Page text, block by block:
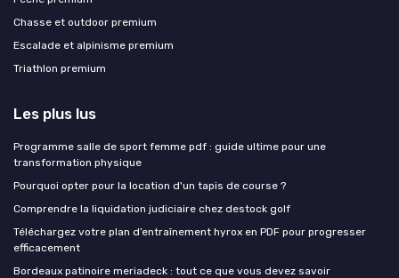
Chasse et outdoor premium
Escalade et alpinisme premium
Triathlon premium
Les plus lus
Programme salle de sport femme pdf : guide ultime pour une
transformation physique
Pourquoi opter pour la location d'un tapis de course ?
Comprendre la liquidation judiciaire chez destock golf
Téléchargez votre plan d’entraînement hyrox en PDF pour progresser
efficacement
Bordeaux patinoire meriadeck : tout ce que vous devez savoir